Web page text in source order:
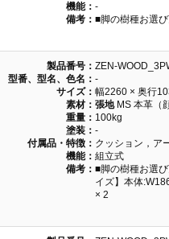
機能： -
備考： ■脚の樹種お選
製品番号： ZEN-
型番、型名、色名： -
サイズ： 幅2260 × 奥行
素材： 張地MS 本革（
重量： 100kg
塗装： -
付属品・特徴： クッション，ア
機能： 組立式
備考： ■脚の樹種お選
イズ】本体
× 2